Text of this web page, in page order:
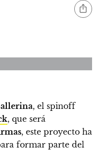
, el spinoff
, que será
, este proyecto ha
formar parte del